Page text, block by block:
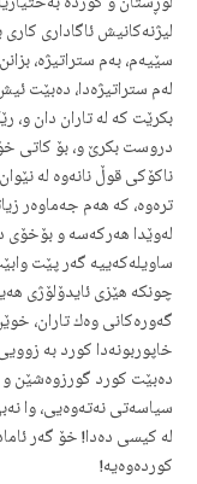
لیژنه‌كانیش ئاگاداری
سێیه‌م، به‌م ستراتیژه،‌
له‌م ستراتیژه‌دا، ده‌بێت
بكرێت كه‌ له‌ تاران دان
دروست بكرێ و، بۆ كاتی
ناكۆكی قوڵ نانه‌وه‌ له‌
تره‌وه‌، كه‌ هه‌م جه‌ماوه‌ر
له‌وێدا هه‌ركه‌سه‌ و بۆخۆی
ساویله‌كه‌ییه‌ گه‌ر پێت
چونكه‌ هێزی ئایدۆلۆژی
گه‌وره‌كانی وه‌ك تاران،
خاپوربونه‌دا كورد به‌
ده‌بێت كورد گورزوه‌شێن
سیاسه‌تی نه‌ته‌وه‌یی، وا
له‌ كیسی ده‌دا! خۆ گه‌ر
كورده‌وه‌یه‌!